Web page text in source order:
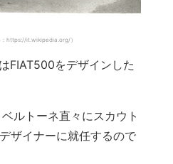
：https://it.wikipedia.org/）
FIAT500をデザインした
ルトーネ直々にスカウト
ザイナーに就任するので